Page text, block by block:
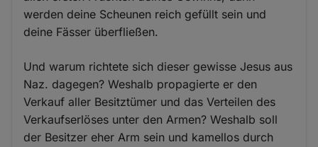
werden deine Scheunen reich gefüllt sein und
deine Fässer überfließen.
Und warum richtete sich dieser gewisse Jesus aus
Naz. dagegen? Weshalb propagierte er den
Verkauf aller Besitztümer und das Verteilen des
Verkaufserlöses unter den Armen? Weshalb soll
der Besitzer eher Arm sein und kamellos durch